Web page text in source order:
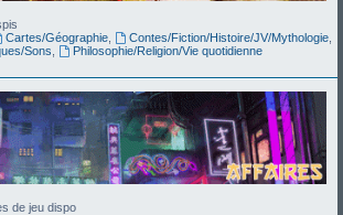
Cartes/Géographie, Contes/Fiction/Histoire/JV/Mythologie,
Sons
Philosophie/Religion/Vie quotidienne
de jeu dispo